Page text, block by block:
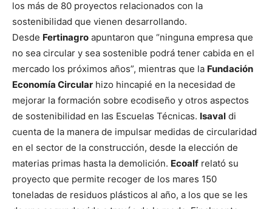
los más de 80 proyectos relacionados con la
sostenibilidad que vienen desarrollando.
Desde Fertinagro apuntaron que “ninguna empresa que
no sea circular y sea sostenible podrá tener cabida en el
mercado los próximos años”, mientras que la Fundación
Economía Circular hizo hincapié en la necesidad de
mejorar la formación sobre ecodiseño y otros aspectos
de sostenibilidad en las Escuelas Técnicas. Isaval di
cuenta de la manera de impulsar medidas de circularidad
en el sector de la construcción, desde la elección de
materias primas hasta la demolición. Ecoalf relató su
proyecto que permite recoger de los mares 150
toneladas de residuos plásticos al año, a los que se les